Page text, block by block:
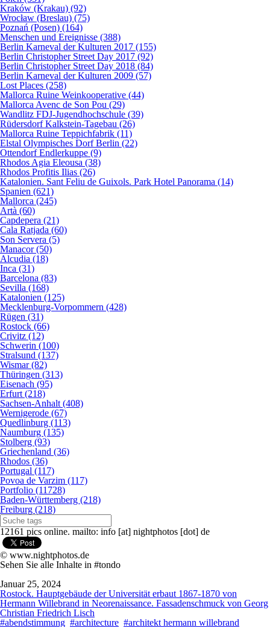
Kraków (Krakau) (92)
Wrocław (Breslau) (75)
Poznań (Posen) (164)
Menschen und Ereignisse (388)
Berlin Karneval der Kulturen 2017 (155)
Berlin Christopher Street Day 2017 (92)
Berlin Christopher Street Day 2018 (84)
Berlin Karneval der Kulturen 2009 (57)
Lost Places (258)
Mallorca Ruine Weinkooperative (44)
Mallorca Avenc de Son Pou (29)
Wandlitz FDJ-Jugendhochschule (39)
Rüdersdorf Kalkstein-Tagebau (26)
Mallorca Ruine Teppichfabrik (11)
Elstal Olympisches Dorf Berlin (22)
Ottendorf Endlerkuppe (9)
Rhodos Agia Eleousa (38)
Rhodos Profitis Ilias (26)
Katalonien. Sant Feliu de Guixols. Park Hotel Panorama (14)
Spanien (621)
Mallorca (245)
Artà (60)
Capdepera (21)
Cala Ratjada (60)
Son Servera (5)
Manacor (50)
Alcudia (18)
Inca (31)
Barcelona (83)
Sevilla (168)
Katalonien (125)
Mecklenburg-Vorpommern (428)
Rügen (31)
Rostock (66)
Crivitz (12)
Schwerin (100)
Stralsund (137)
Wismar (82)
Thüringen (313)
Eisenach (95)
Erfurt (218)
Sachsen-Anhalt (408)
Wernigerode (67)
Quedlinburg (113)
Naumburg (135)
Stolberg (93)
Griechenland (36)
Rhodos (36)
Portugal (117)
Povoa de Varzim (117)
Portfolio (11728)
Baden-Württemberg (218)
Freiburg (218)
12161 pics online. mailto: info [at] nightphotos [dot] de
© www.nightphotos.de
Sehen Sie alle Inhalte in #tondo
Januar 25, 2024
Rostock. Hauptgebäude der Universität erbaut 1867-1870 von
Hermann Willebrand in Neorenaissance. Fassadenschmuck von Georg
Christian Friedrich Lisch
#abendstimmung #architecture #architekt hermann willebrand